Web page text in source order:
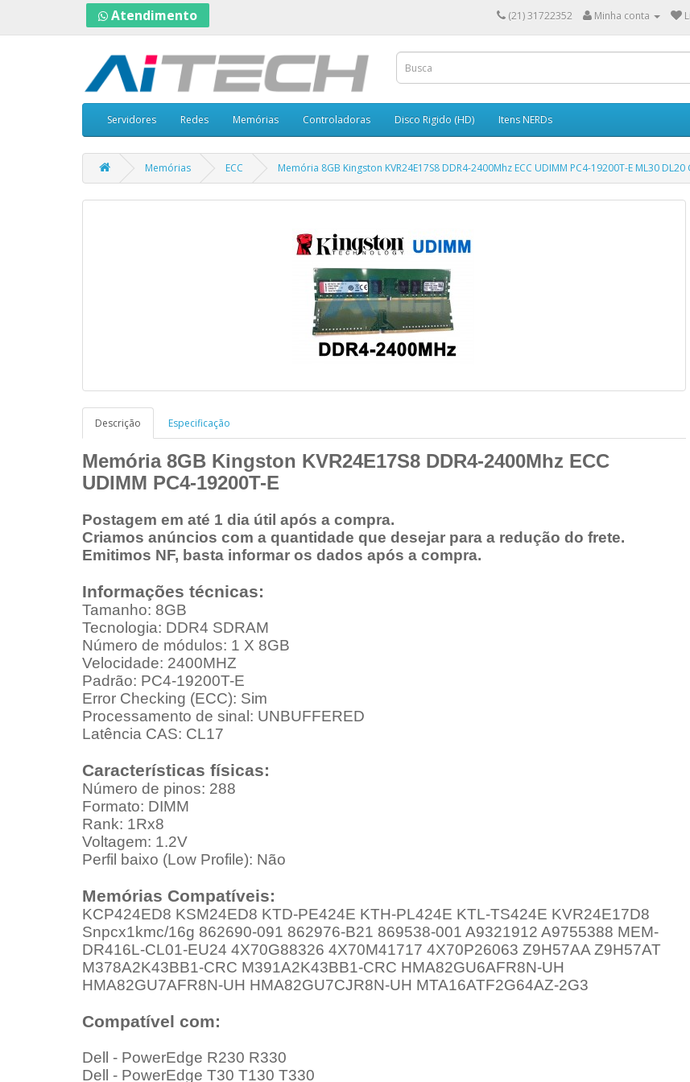
Atendimento (21) 31722352 Minha conta
Servidores Redes Memórias Controladoras Disco Rigido (HD) Itens NERDs
Memórias ECC Memória 8GB Kingston KVR24E17S8 DDR4-2400Mhz ECC UDIMM PC4-19200T-E ML30 DL20
Descrição Especificação
Memória 8GB Kingston KVR24E17S8 DDR4-2400Mhz ECC
UDIMM PC4-19200T-E
Postagem em até 1 dia útil após a compra.
Criamos anúncios com a quantidade que desejar para a redução do frete.
Emitimos NF, basta informar os dados após a compra.
Informações técnicas:
Tamanho: 8GB
Tecnologia: DDR4 SDRAM
Número de módulos: 1 X 8GB
Velocidade: 2400MHZ
Padrão: PC4-19200T-E
Error Checking (ECC): Sim
Processamento de sinal: UNBUFFERED
Latência CAS: CL17
Características físicas:
Número de pinos: 288
Formato: DIMM
Rank: 1Rx8
Voltagem: 1.2V
Perfil baixo (Low Profile): Não
Memórias Compatíveis:
KCP424ED8 KSM24ED8 KTD-PE424E KTH-PL424E KTL-TS424E KVR24E17D8
Snpcx1kmc/16g 862690-091 862976-B21 869538-001 A9321912 A9755388 MEM-
DR416L-CL01-EU24 4X70G88326 4X70M41717 4X70P26063 Z9H57AA Z9H57AT
M378A2K43BB1-CRC M391A2K43BB1-CRC HMA82GU6AFR8N-UH
HMA82GU7AFR8N-UH HMA82GU7CJR8N-UH MTA16ATF2G64AZ-2G3
Compatível com:
Dell - PowerEdge R230 R330
Dell - PowerEdge T30 T130 T330